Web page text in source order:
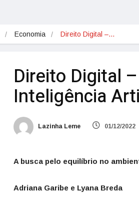
Economia Direito Digital –…
Direito Digital
Inteligência
Lazinha Leme 01/12/2022
A busca pelo equilíbrio no
Adriana Garibe e Lyana Breda